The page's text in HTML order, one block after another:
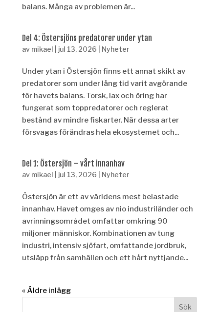
balans. Många av problemen är...
Del 4: Östersjöns predatorer under ytan
av mikael jul 13, 2026 Nyheter
Under ytan i Östersjön finns ett annat skikt av
predatorer som under lång tid varit avgörande
för havets balans. Torsk, lax och öring har
fungerat som toppredatorer och reglerat
bestånd av mindre fiskarter. När dessa arter
försvagas förändras hela ekosystemet och...
Del 1: Östersjön – vårt innanhav
av mikael jul 13, 2026 Nyheter
Östersjön är ett av världens mest belastade
innanhav. Havet omges av nio industriländer och
avrinningsområdet omfattar omkring 90
miljoner människor. Kombinationen av tung
industri, intensiv sjöfart, omfattande jordbruk,
utsläpp från samhällen och ett hårt nyttjande...
« Äldre inlägg